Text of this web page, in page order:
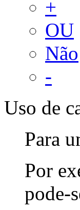
+
OU
Não
-
Uso de
Para
Por
pode-